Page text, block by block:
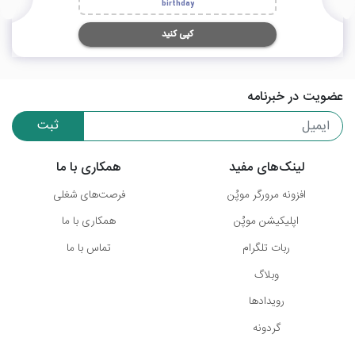
birthday
کپی کنید
عضویت در خبرنامه
ثبت
لینک‌های مفید
افزونه مرورگر موپُن
اپلیکیشن موپُن
ربات تلگرام
وبلاگ
رویدادها
گردونه
همکاری با ما
فرصت‌های شغلی
همکاری با ما
تماس با ما